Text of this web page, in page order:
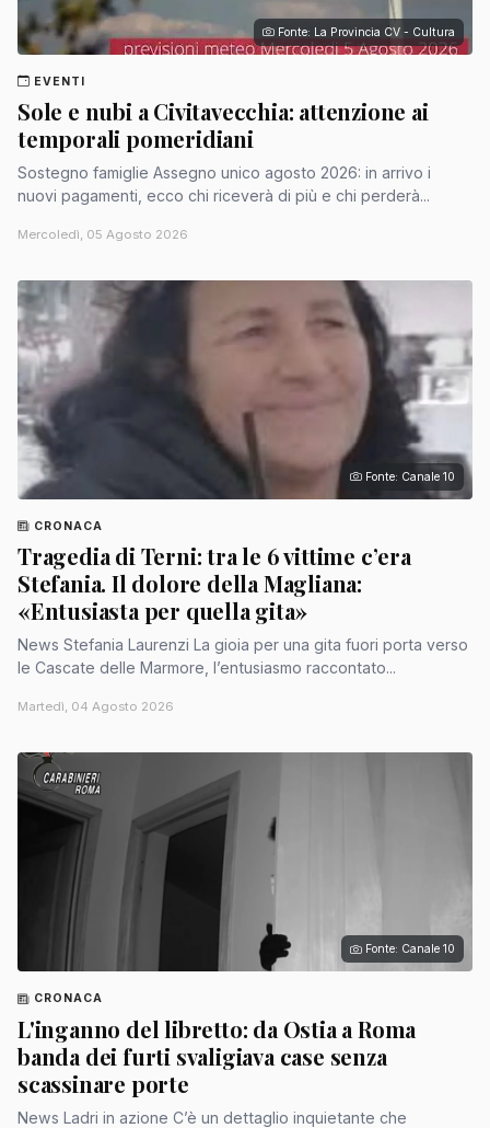
Fonte: La Provincia CV - Cultura
EVENTI
Sole e nubi a Civitavecchia: attenzione ai
temporali pomeridiani
Sostegno famiglie Assegno unico agosto 2026: in arrivo i
nuovi pagamenti, ecco chi riceverà di più e chi perderà...
Mercoledì, 05 Agosto 2026
Fonte: Canale 10
CRONACA
Tragedia di Terni: tra le 6 vittime c’era
Stefania. Il dolore della Magliana:
«Entusiasta per quella gita»
News Stefania Laurenzi La gioia per una gita fuori porta verso
le Cascate delle Marmore, l’entusiasmo raccontato...
Martedì, 04 Agosto 2026
Fonte: Canale 10
CRONACA
L'inganno del libretto: da Ostia a Roma
banda dei furti svaligiava case senza
scassinare porte
News Ladri in azione C’è un dettaglio inquietante che